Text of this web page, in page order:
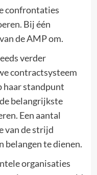
confrontaties
Bij één
de AMP om.
verder
contractsysteem
haar standpunt
belangrijkste
Een aantal
van de strijd
belangen te dienen.
organisaties